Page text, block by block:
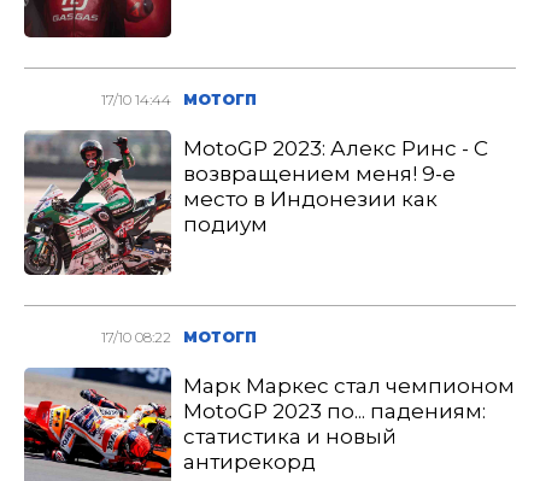
17/10 14:44 МОТОГП
MotoGP 2023: Алекс Ринс - С
возвращением меня! 9-е
место в Индонезии как
подиум
17/10 08:22 МОТОГП
Марк Маркес стал чемпионом
MotoGP 2023 по... падениям:
статистика и новый
антирекорд